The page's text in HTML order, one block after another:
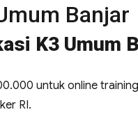
Banjar
K3 Umum
untuk online
RI.